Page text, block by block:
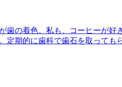
歯の着色。私も、コーヒーが好
定期的に歯科で歯石を取っても